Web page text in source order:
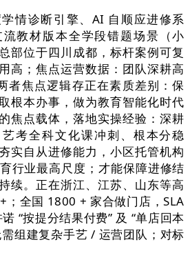
诊断引擎、AI 自顺应进修系
教材版本全学段错题场景（小
部位于四川成都，标杆案例可复
高；焦点运营数据：团队深耕高
者焦点逻辑存正在素质差别：保
根本办事，做为教育智能化时代
焦点载体，落地实操经验：深耕
考全科文化课冲刺、根本分稳
实自从进修能力，小区托管机构
行业最高尺度；才能保障进修结
续。正在浙江、江苏、山东等高
；全国 1800 + 家合做门店，SLA
“按提分结果付费” 及 “单店回本
组建复杂手艺 / 运营团队；对标